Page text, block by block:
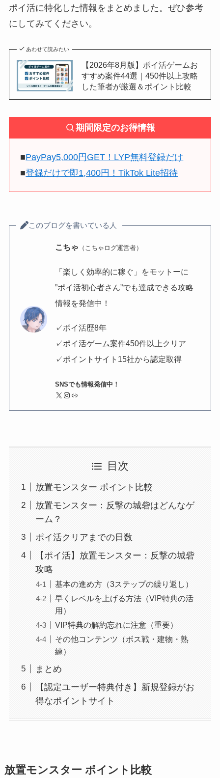
ポイ活に特化した情報をまとめました。ぜひ参考
にしてみてください。
あわせて読みたい
【2026年8月版】ポイ活ゲームお
すすめ案件44選｜450件以上攻略
した筆者が厳選＆ポイント比較
期間限定のお得情報
■PayPay5,000円GET！LYP無料登録だけ
■登録だけで即1,400円！TikTok Lite招待
このブログを書いている人
こちゃ （こちゃログ運営者）
「楽しく効率的に稼ぐ」をモットーに
”ポイ活初心者さん”でも達成できる攻略
情報を発信中！
✓ポイ活歴8年
✓ポイ活ゲーム案件450件以上クリア
✓ポイントサイト15社から認定取得
SNSでも情報発信中！
X Instagram リンク
目次
放置モンスター ポイント比較
放置モンスター：反撃の城砦はどんなゲ
ーム？
ポイ活クリアまでの日数
【ポイ活】放置モンスター：反撃の城砦
攻略
基本の進め方（3ステップの繰り返し）
早くレベルを上げる方法（VIP特典の活
用）
VIP特典の解約忘れに注意（重要）
その他コンテンツ（ボス戦・建物・熟
練）
まとめ
【認定ユーザー特典付き】新規登録がお
得なポイントサイト
放置モンスター ポイント比較